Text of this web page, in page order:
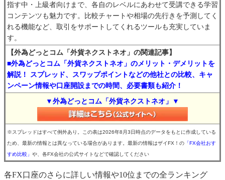
指す中・上級者向けまで、各自のレベルにあわせて受講できる学習
コンテンツも魅力です。比較チャートや相場の先行きを予測してく
れる機能など、取引をサポートしてくれるツールも充実していま
す。
【外為どっとコム「外貨ネクストネオ」の関連記事】
■外為どっとコム「外貨ネクストネオ」のメリット・デメリットを
解説！ スプレッド、スワップポイントなどの他社との比較、キャ
ンペーン情報や口座開設までの時間、必要書類も紹介！
▼外為どっとコム「外貨ネクストネオ」▼
※スプレッドはすべて例外あり。この表は2026年8月3日時点のデータをもとに作成している
ため、最新の情報とは異なっている場合があります。最新の情報はザイFX！の 「FX会社おす
すめ比較」 や、各FX会社の公式サイトなどで確認してください
各FX口座のさらに詳しい情報や10位までの全ランキング